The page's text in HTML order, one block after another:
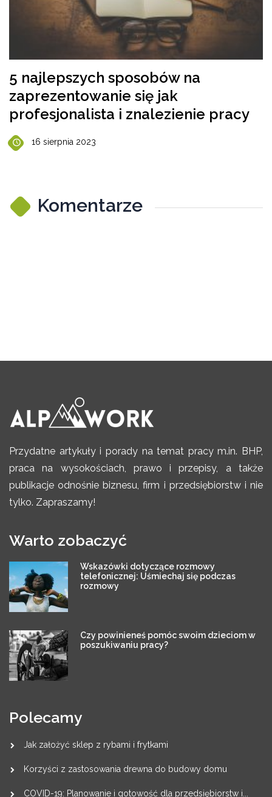
5 najlepszych sposobów na
zaprezentowanie się jak
profesjonalista i znalezienie pracy
16 sierpnia 2023
Komentarze
Przydatne artykuły i porady na temat pracy m.in. BHP,
praca na wysokościach, prawo i przepisy, a także
publikacje odnośnie biznesu, firm i przedsiębiorstw i nie
tylko. Zapraszamy!
Warto zobaczyć
Wskazówki dotyczące rozmowy
telefonicznej: Uśmiechaj się podczas
rozmowy
Czy powinieneś pomóc swoim dzieciom w
poszukiwaniu pracy?
Polecamy
Jak założyć sklep z rybami i frytkami
Korzyści z zastosowania drewna do budowy domu
COVID-19: Planowanie i gotowość dla przedsiębiorstw i...